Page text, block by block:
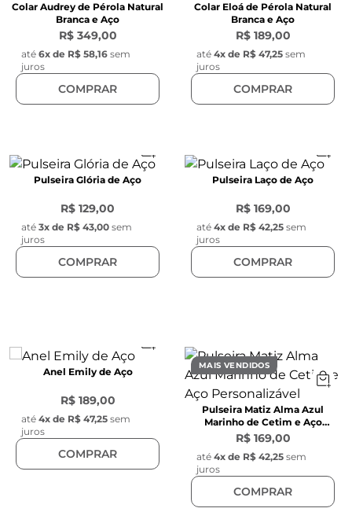
Colar Audrey de Pérola Natural
Branca e Aço
R$ 349,00
até 6x de R$ 58,16 sem
juros
COMPRAR
Colar Eloá de Pérola Natural
Branca e Aço
R$ 189,00
até 4x de R$ 47,25 sem
juros
COMPRAR
Pulseira Glória de Aço
R$ 129,00
até 3x de R$ 43,00 sem
juros
COMPRAR
Pulseira Laço de Aço
R$ 169,00
até 4x de R$ 42,25 sem
juros
COMPRAR
Anel Emily de Aço
R$ 189,00
até 4x de R$ 47,25 sem
juros
COMPRAR
MAIS VENDIDOS
Pulseira Matiz Alma Azul
Marinho de Cetim e Aço
Personalizável
R$ 169,00
até 4x de R$ 42,25 sem
juros
COMPRAR